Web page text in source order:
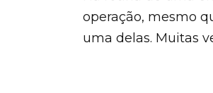
operação, mesmo
uma delas. Muitas